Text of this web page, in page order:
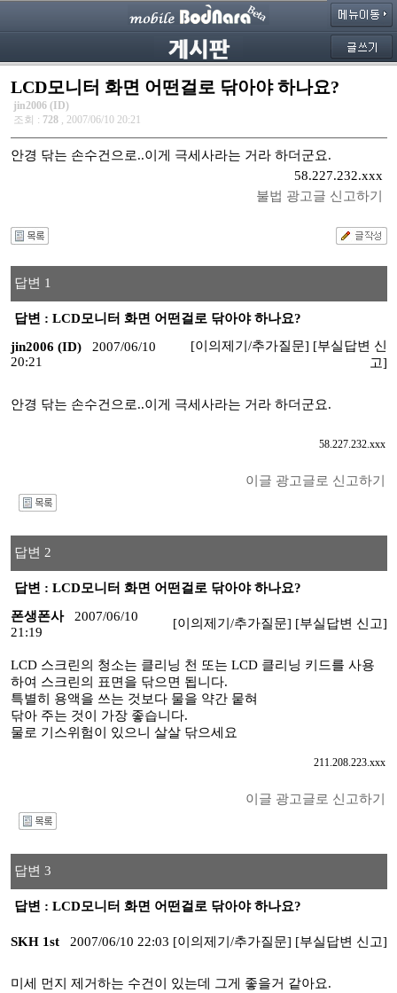
LCD모니터 화면 어떤걸로 닦아야 하나요?
jin2006 (ID)
조회 : 728 , 2007/06/10 20:21
안경 닦는 손수건으로..이게 극세사라는 거라 하더군요.
58.227.232.xxx
불법 광고글 신고하기
답변 1
답변 : LCD모니터 화면 어떤걸로 닦아야 하나요?
jin2006 (ID)
2007/06/10
20:21
[이의제기/추가질문] [부실답변 신
고]
안경 닦는 손수건으로..이게 극세사라는 거라 하더군요.
58.227.232.xxx
이글 광고글로 신고하기
답변 2
답변 : LCD모니터 화면 어떤걸로 닦아야 하나요?
폰생폰사
2007/06/10
21:19
[이의제기/추가질문] [부실답변 신고]
LCD 스크린의 청소는 클리닝 천 또는 LCD 클리닝 키드를 사용
하여 스크린의 표면을 닦으면 됩니다.
특별히 용액을 쓰는 것보다 물을 약간 뭍혀
닦아 주는 것이 가장 좋습니다.
물로 기스위험이 있으니 살살 닦으세요
211.208.223.xxx
이글 광고글로 신고하기
답변 3
답변 : LCD모니터 화면 어떤걸로 닦아야 하나요?
SKH 1st 2007/06/10 22:03 [이의제기/추가질문] [부실답변 신고]
미세 먼지 제거하는 수건이 있는데 그게 좋을거 같아요.